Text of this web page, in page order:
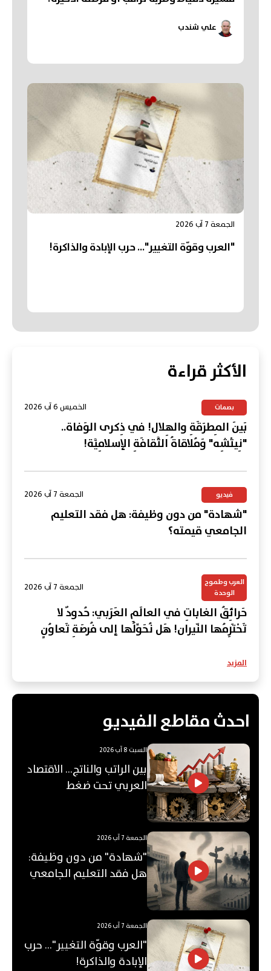
علي شندب
الجمعة 7 آب 2026
"العرب وقوّة التغيير"... حرب الإبادة والذاكرة!
الأكثر قراءة
بصمات الخميس 6 آب 2026
بَينَ المِطرَقَةِ والهِلال! في ذِكرى الوَفاة..
"نِيتْشِه" وَمُلاقاةُ الثَّقافَةِ الإسلامِيَّة!
فيديو الجمعة 7 آب 2026
"شهادة" من دون وظيفة: هل فقد التعليم
الجامعي قيمته؟
العرب وطموح
الوحدة
الجمعة 7 آب 2026
حَرائِقُ الغاباتِ في العالَمِ العَرَبي: حُدودٌ لا
تَحْتَرِمُها النّيران! هَل نُحَوِّلُها إلى فُرصَةِ تَعاوُنٍ
المزيد
احدث مقاطع الفيديو
السبت 8 آب 2026
بين الراتب والناتج… الاقتصاد
العربي تحت ضغط
الجمعة 7 آب 2026
"شهادة" من دون وظيفة:
هل فقد التعليم الجامعي
الجمعة 7 آب 2026
"العرب وقوّة التغيير"... حرب
الإبادة والذاكرة!